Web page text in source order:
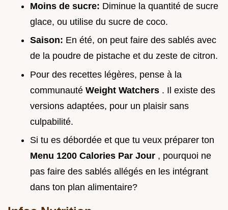
Moins de sucre: Diminue la quantité de sucre
glace, ou utilise du sucre de coco.
Saison: En été, on peut faire des sablés avec
de la poudre de pistache et du zeste de citron.
Pour des recettes légères, pense à la
communauté Weight Watchers . Il existe des
versions adaptées, pour un plaisir sans
culpabilité.
Si tu es débordée et que tu veux préparer ton
Menu 1200 Calories Par Jour , pourquoi ne
pas faire des sablés allégés en les intégrant
dans ton plan alimentaire?